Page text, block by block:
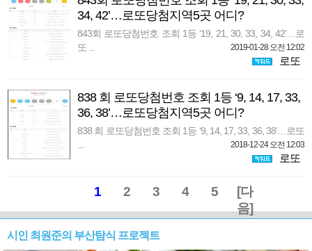
34, 42’…로또당첨지역5곳 어디?
843회 로또당첨번호 조회 1등 ‘19, 21, 30, 33, 34, 42’…로
또 ...
2019-01-28 오전 12:02
로또
838 회 로또당첨번호 조회 1등 ‘9, 14, 17, 33,
36, 38’…로또당첨지역5곳 어디?
838 회 로또당첨번호 조회 1등 ‘9, 14, 17, 33, 36, 38’…로또
2018-12-24 오전 12:03
로또
1 2 3 4 5
[다
음]
시인 최원준의 부산탐식 프로젝트